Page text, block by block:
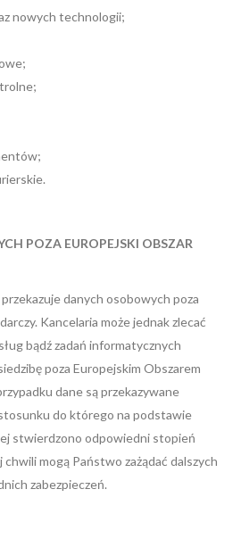
nowych technologii;
POZA EUROPEJSKI OBSZAR
danych osobowych poza
Kancelaria może jednak zlecać
bądź zadań informatycznych
poza Europejskim Obszarem
dane są przekazywane
do którego na podstawie
stwierdzono odpowiedni stopień
mogą Państwo zażądać dalszych
zabezpieczeń.